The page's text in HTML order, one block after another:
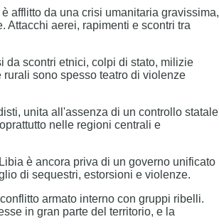
afflitto da una crisi umanitaria gravissima,
Attacchi aerei, rapimenti e scontri tra
da scontri etnici, colpi di stato, milizie
sono spesso teatro di violenze
unita all'assenza di un controllo statale
nelle regioni centrali e
è ancora priva di un governo unificato
di sequestri, estorsioni e violenze.
armato interno con gruppi ribelli.
in gran parte del territorio, e la